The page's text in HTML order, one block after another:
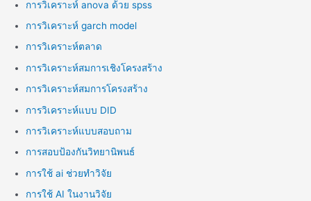
การวิเคราะห์ anova ด้วย spss
การวิเคราะห์ garch model
การวิเคราะห์ตลาด
การวิเคราะห์สมการเชิงโครงสร้าง
การวิเคราะห์สมการโครงสร้าง
การวิเคราะห์แบบ DID
การวิเคราะห์แบบสอบถาม
การสอบป้องกันวิทยานิพนธ์
การใช้ ai ช่วยทำวิจัย
การใช้ AI ในงานวิจัย